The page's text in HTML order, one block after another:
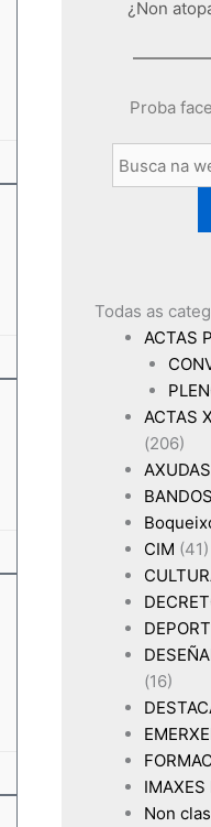
¿Non
Proba
Todas as
ACTAS
ACTAS
(206)
AXUDAS
CIM (41)
(16)
IMAXES
Non